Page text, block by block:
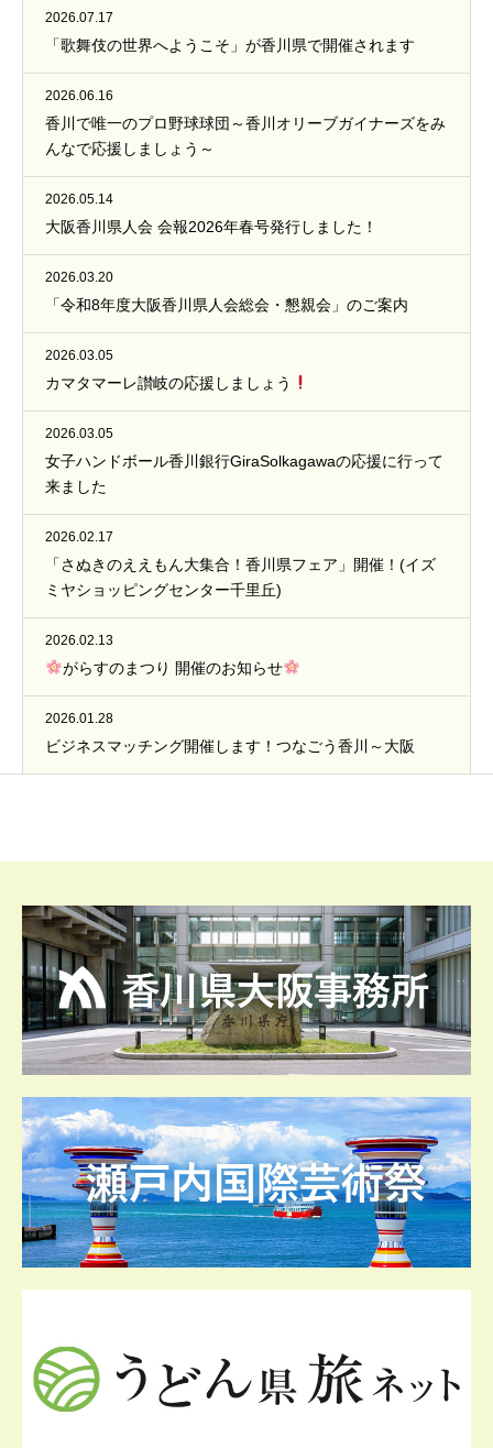
2026.07.17
「歌舞伎の世界へようこそ」が香川県で開催されます
2026.06.16
香川で唯一のプロ野球球団～香川オリーブガイナーズをみ
んなで応援しましょう～
2026.05.14
大阪香川県人会 会報2026年春号発行しました！
2026.03.20
「令和8年度大阪香川県人会総会・懇親会」のご案内
2026.03.05
カマタマーレ讃岐の応援しましょう
2026.03.05
女子ハンドボール香川銀行GiraSolkagawaの応援に行って
来ました
2026.02.17
「さぬきのええもん大集合！香川県フェア」開催！(イズ
ミヤショッピングセンター千里丘)
2026.02.13
がらすのまつり 開催のお知らせ
2026.01.28
ビジネスマッチング開催します！つなごう香川～大阪